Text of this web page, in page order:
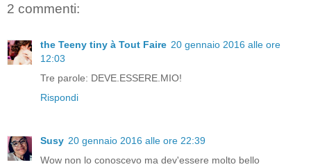
2 commenti:
the Teeny tiny à Tout Faire 20 gennaio 2016 alle ore
12:03
Tre parole: DEVE.ESSERE.MIO!
Rispondi
Susy 20 gennaio 2016 alle ore 22:39
Wow non lo conoscevo ma dev'essere molto bello